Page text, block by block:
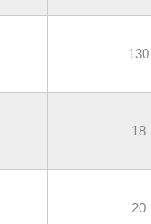
130
18
20